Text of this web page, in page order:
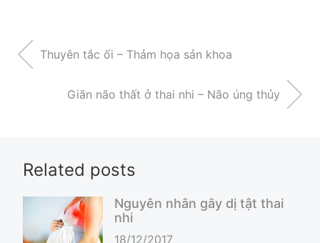
Thuyên tắc ối – Thảm họa sản khoa
Giãn não thất ở thai nhi – Não úng thủy
Related posts
Nguyên nhân gây dị tật thai
nhi
18/12/2017